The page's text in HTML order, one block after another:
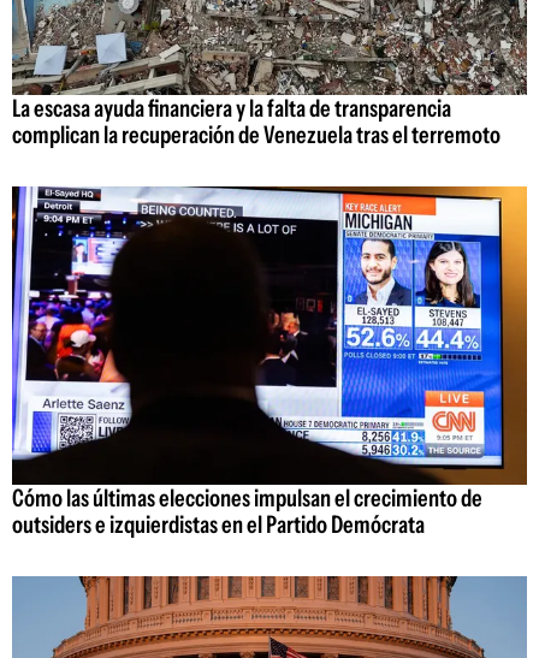
La escasa ayuda financiera y la falta de transparencia
complican la recuperación de Venezuela tras el terremoto
Cómo las últimas elecciones impulsan el crecimiento de
outsiders e izquierdistas en el Partido Demócrata